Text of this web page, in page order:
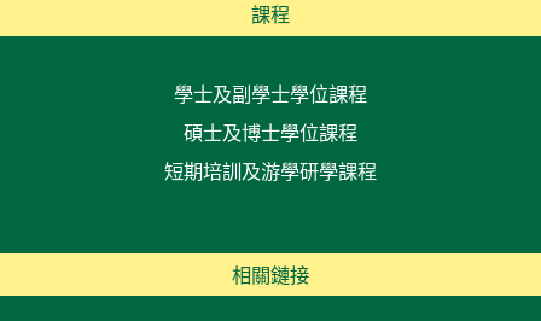
課程
學士及副學士學位課程
碩士及博士學位課程
短期培訓及游學研學課程
相關鏈接